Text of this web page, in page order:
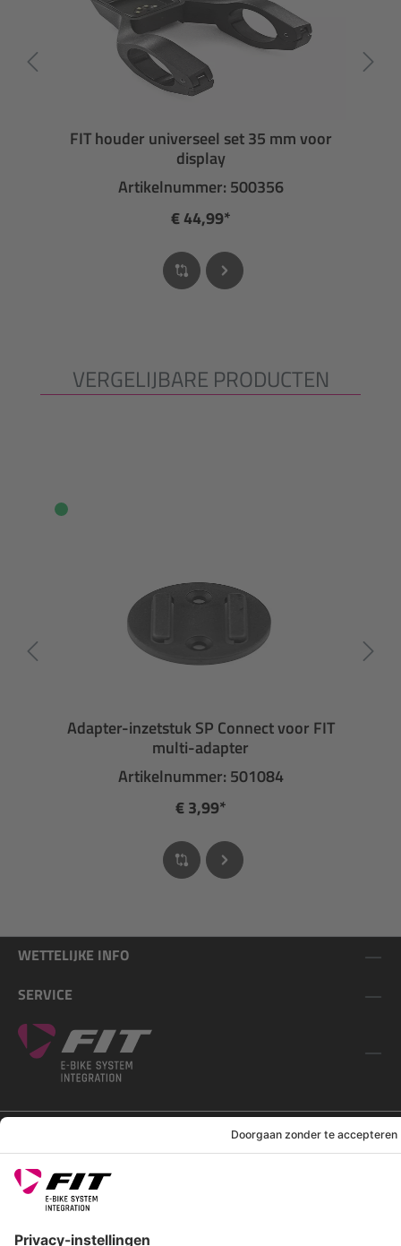
FIT houder universeel set 35 mm voor
display
Artikelnummer: 500356
€ 44,99*
Productgalerij overslaan
VERGELIJBARE PRODUCTEN
Adapter-inzetstuk SP Connect voor FIT
multi-adapter
Artikelnummer: 501084
€ 3,99*
WETTELIJKE INFO
SERVICE
VOLG ONS OP